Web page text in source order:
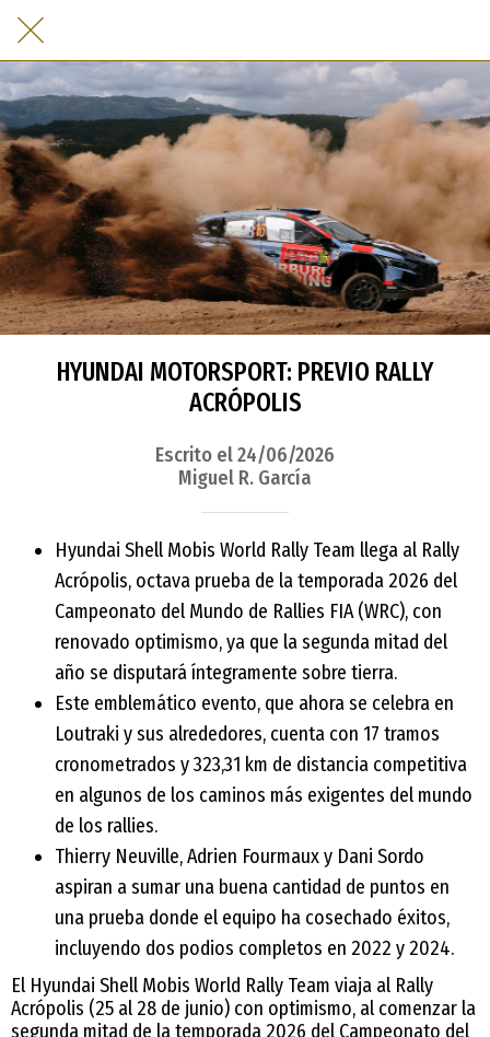
HYUNDAI MOTORSPORT: PREVIO RALLY
ACRÓPOLIS
Escrito el 24/06/2026
Miguel R. García
Hyundai Shell Mobis World Rally Team llega al Rally
Acrópolis, octava prueba de la temporada 2026 del
Campeonato del Mundo de Rallies FIA (WRC), con
renovado optimismo, ya que la segunda mitad del
año se disputará íntegramente sobre tierra.
Este emblemático evento, que ahora se celebra en
Loutraki y sus alrededores, cuenta con 17 tramos
cronometrados y 323,31 km de distancia competitiva
en algunos de los caminos más exigentes del mundo
de los rallies.
Thierry Neuville, Adrien Fourmaux y Dani Sordo
aspiran a sumar una buena cantidad de puntos en
una prueba donde el equipo ha cosechado éxitos,
incluyendo dos podios completos en 2022 y 2024.
El Hyundai Shell Mobis World Rally Team viaja al Rally
Acrópolis (25 al 28 de junio) con optimismo, al comenzar la
segunda mitad de la temporada 2026 del Campeonato del